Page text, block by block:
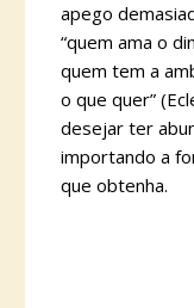
apego
“quem ama o
quem tem a
o que quer”
desejar ter
importando a
que obtenha.